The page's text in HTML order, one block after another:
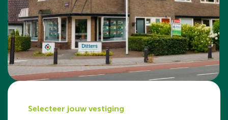
Selecteer jouw vestiging